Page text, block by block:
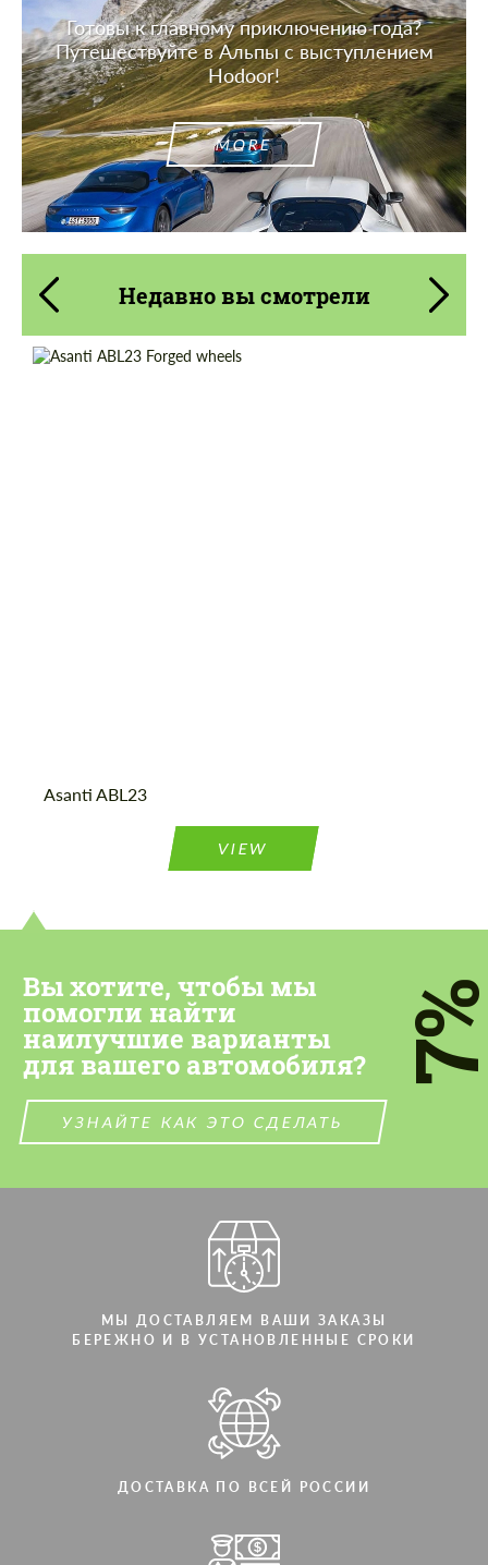
Готовы к главному приключению года?
Путешествуйте в Альпы с выступлением
Hodoor!
MORE
Недавно вы смотрели
Asanti ABL23
VIEW
Вы хотите, чтобы мы
помогли найти
наилучшие варианты
для вашего автомобиля?
УЗНАЙТЕ КАК ЭТО СДЕЛАТЬ
МЫ ДОСТАВЛЯЕМ ВАШИ ЗАКАЗЫ
БЕРЕЖНО И В УСТАНОВЛЕННЫЕ СРОКИ
ДОСТАВКА ПО ВСЕЙ РОССИИ